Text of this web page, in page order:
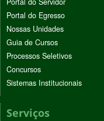
Portal do Egresso
Nossas Unidades
Guia de Cursos
Processos Seletivos
Concursos
Sistemas Institucionais
Serviços